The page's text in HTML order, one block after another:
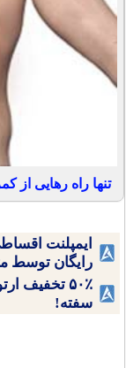
تنها راه رهایی از
ایمپلنت
رایگان
۵۰٪ تخفیف
سفته!